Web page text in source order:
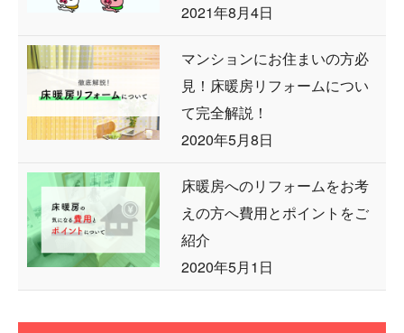
2021年8月4日
マンションにお住まいの方必
見！床暖房リフォームについ
て完全解説！
2020年5月8日
床暖房へのリフォームをお考
えの方へ費用とポイントをご
紹介
2020年5月1日